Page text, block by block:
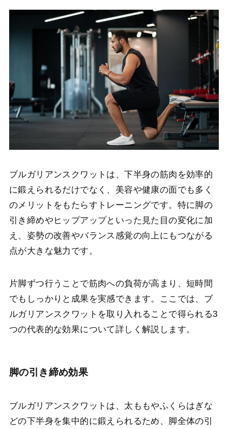
ブルガリアンスクワットは、下半身の筋肉を効率的
に鍛えられるだけでなく、美容や健康の面でも多く
のメリットをもたらすトレーニングです。特に脚の
引き締めやヒップアップといった見た目の変化に加
え、姿勢の改善やバランス感覚の向上にもつながる
点が大きな魅力です。
片脚ずつ行うことで筋肉への負荷が高まり、短時間
でもしっかりと成果を実感できます。ここでは、ブ
ルガリアンスクワットを取り入れることで得られる3
つの代表的な効果について詳しく解説します。
脚の引き締め効果
ブルガリアンスクワットは、太ももやふくらはぎな
どの下半身を集中的に鍛えられるため、脚全体の引